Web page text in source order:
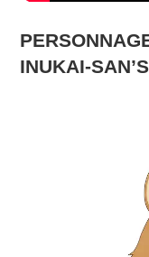
INUKAI-